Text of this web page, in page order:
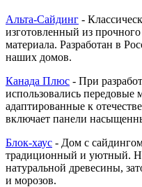
Альта-Сайдинг -
изготовленный из
материала. Разработан в
наших домов.
Канада Плюс - При
использовались передовые
адаптированные к
включает панели
Блок-хаус - Дом с
традиционный и уютный.
натуральной древесины,
и морозов.